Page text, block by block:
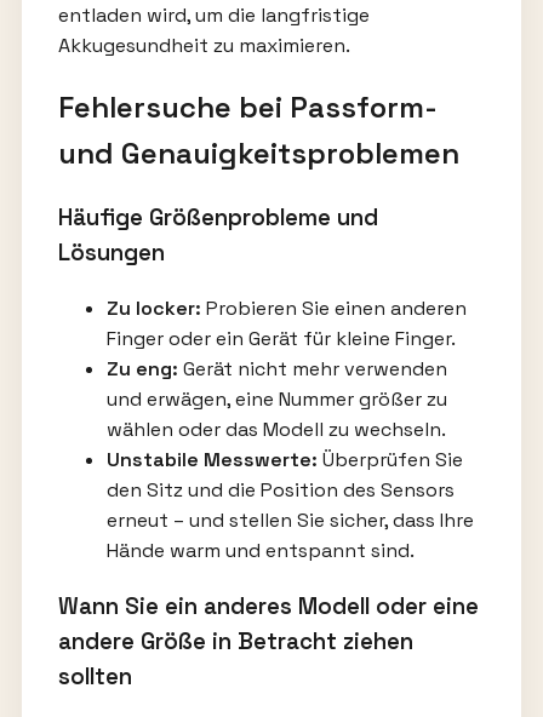
entladen wird, um die langfristige
Akkugesundheit zu maximieren.
Fehlersuche bei Passform-
und Genauigkeitsproblemen
Häufige Größenprobleme und
Lösungen
Zu locker: Probieren Sie einen anderen
Finger oder ein Gerät für kleine Finger.
Zu eng: Gerät nicht mehr verwenden
und erwägen, eine Nummer größer zu
wählen oder das Modell zu wechseln.
Unstabile Messwerte: Überprüfen Sie
den Sitz und die Position des Sensors
erneut – und stellen Sie sicher, dass Ihre
Hände warm und entspannt sind.
Wann Sie ein anderes Modell oder eine
andere Größe in Betracht ziehen
sollten